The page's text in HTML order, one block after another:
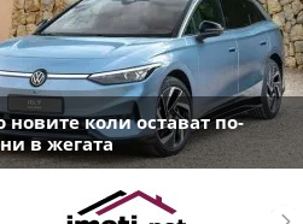
новите коли остават по-
в жегата